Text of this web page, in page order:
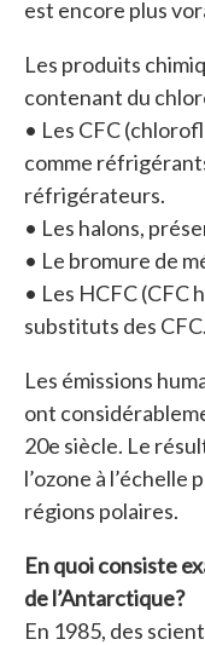
est encore plus
Les produits
contenant du
• Les CFC
comme
réfrigérateurs.
• Les halons,
• Le bromure de
• Les HCFC (CFC
substituts des CFC.
Les émissions
ont
20e siècle. Le
l’ozone à
régions polaires.
En quoi consiste
de l’Antarctique?
En 1985, des